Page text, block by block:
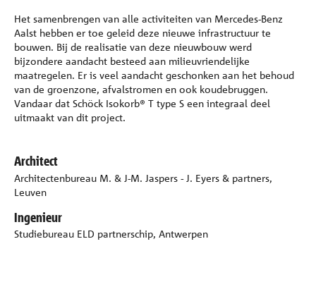
Het samenbrengen van alle activiteiten van Mercedes-Benz
Aalst hebben er toe geleid deze nieuwe infrastructuur te
bouwen. Bij de realisatie van deze nieuwbouw werd
bijzondere aandacht besteed aan milieuvriendelijke
maatregelen. Er is veel aandacht geschonken aan het behoud
van de groenzone, afvalstromen en ook koudebruggen.
Vandaar dat Schöck Isokorb® T type S een integraal deel
uitmaakt van dit project.
Architect
Architectenbureau M. & J-M. Jaspers - J. Eyers & partners,
Leuven
Ingenieur
Studiebureau ELD partnerschip, Antwerpen